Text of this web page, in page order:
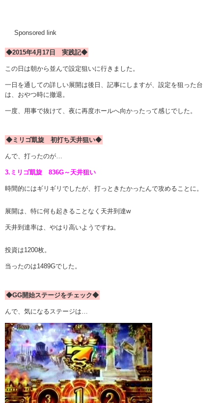
Sponsored link
◆2015年4月17日 実践記◆
この日は朝から並んで設定狙いに行きました。
一日を通しての詳しい展開は後日、記事にしますが、設定を狙った台
は、おやつ時に撤退。
一度、用事で抜けて、夜に再度ホールへ向かったって感じでした。
◆ミリゴ凱旋 初打ち天井狙い◆
んで、打ったのが…
3.ミリゴ凱旋 836G～天井狙い
時間的にはギリギリでしたが、打っときたかったんで攻めることに。
展開は、特に何も起きることなく天井到達w
天井到達率は、やはり高いようですね。
投資は1200枚。
当ったのは1489Gでした。
◆GG開始ステージをチェック◆
んで、気になるステージは…